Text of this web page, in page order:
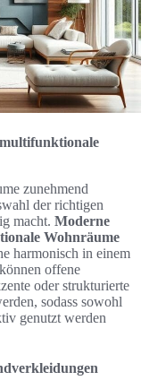
zunehmend
der richtigen
macht. Moderne
Wohnräume
harmonisch in einem
offene
oder strukturierte
sodass sowohl
genutzt werden